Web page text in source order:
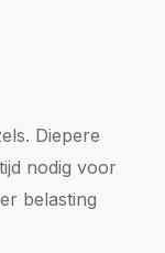
Diepere
nodig voor
belasting